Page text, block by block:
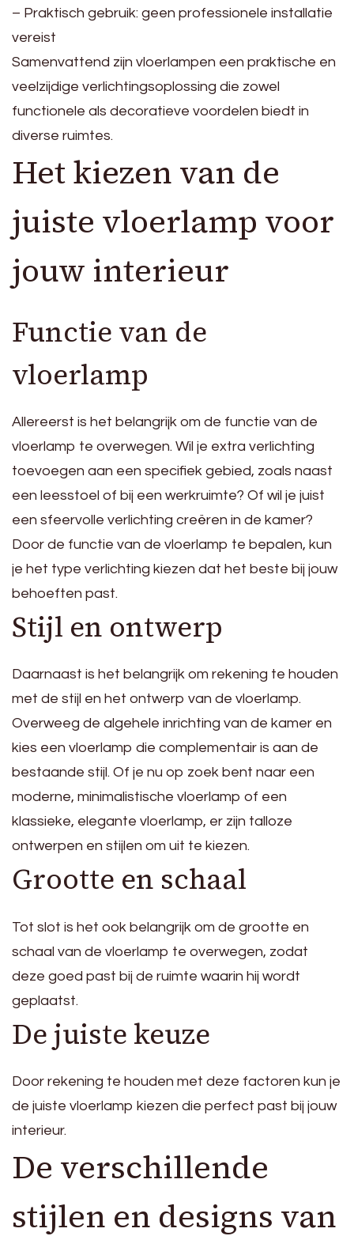
– Praktisch gebruik: geen professionele installatie
vereist
Samenvattend zijn vloerlampen een praktische en
veelzijdige verlichtingsoplossing die zowel
functionele als decoratieve voordelen biedt in
diverse ruimtes.
Het kiezen van de
juiste vloerlamp voor
jouw interieur
Functie van de
vloerlamp
Allereerst is het belangrijk om de functie van de
vloerlamp te overwegen. Wil je extra verlichting
toevoegen aan een specifiek gebied, zoals naast
een leesstoel of bij een werkruimte? Of wil je juist
een sfeervolle verlichting creëren in de kamer?
Door de functie van de vloerlamp te bepalen, kun
je het type verlichting kiezen dat het beste bij jouw
behoeften past.
Stijl en ontwerp
Daarnaast is het belangrijk om rekening te houden
met de stijl en het ontwerp van de vloerlamp.
Overweeg de algehele inrichting van de kamer en
kies een vloerlamp die complementair is aan de
bestaande stijl. Of je nu op zoek bent naar een
moderne, minimalistische vloerlamp of een
klassieke, elegante vloerlamp, er zijn talloze
ontwerpen en stijlen om uit te kiezen.
Grootte en schaal
Tot slot is het ook belangrijk om de grootte en
schaal van de vloerlamp te overwegen, zodat
deze goed past bij de ruimte waarin hij wordt
geplaatst.
De juiste keuze
Door rekening te houden met deze factoren kun je
de juiste vloerlamp kiezen die perfect past bij jouw
interieur.
De verschillende
stijlen en designs van